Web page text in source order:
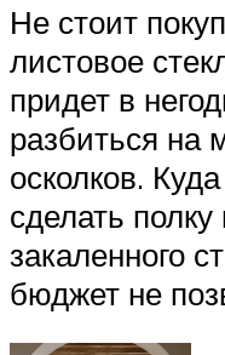
Не стоит
листовое
придет в
разбиться на
осколков.
сделать полку
закаленного
бюджет не